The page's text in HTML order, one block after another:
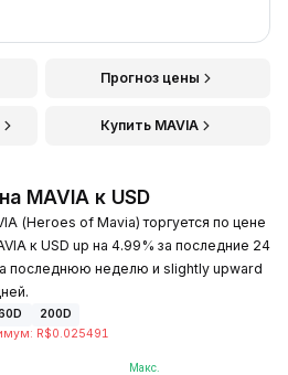
Прогноз цены
Купить MAVIA
MAVIA к USD
(Heroes of Mavia) торгуется по цене
к USD up на 4.99% за последние 24
последнюю неделю и slightly upward
200D
: R$0.025491